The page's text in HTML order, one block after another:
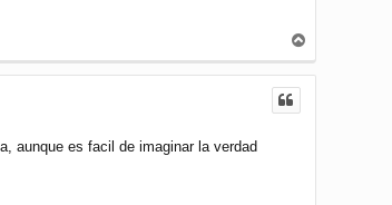
r
r
aunque es facil de imaginar la verdad